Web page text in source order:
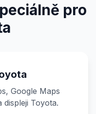
pro
Google Maps
displeji Toyota.